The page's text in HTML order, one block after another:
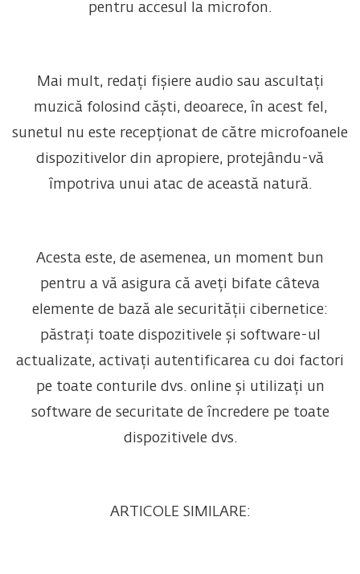
pentru accesul la microfon.
Mai mult, redați fișiere audio sau ascultați
muzică folosind căști, deoarece, în acest fel,
sunetul nu este recepționat de către microfoanele
dispozitivelor din apropiere, protejându-vă
împotriva unui atac de această natură.
Acesta este, de asemenea, un moment bun
pentru a vă asigura că aveți bifate câteva
elemente de bază ale securității cibernetice:
păstrați toate dispozitivele și software-ul
actualizate, activați autentificarea cu doi factori
pe toate conturile dvs. online și utilizați un
software de securitate de încredere pe toate
dispozitivele dvs.
ARTICOLE SIMILARE: